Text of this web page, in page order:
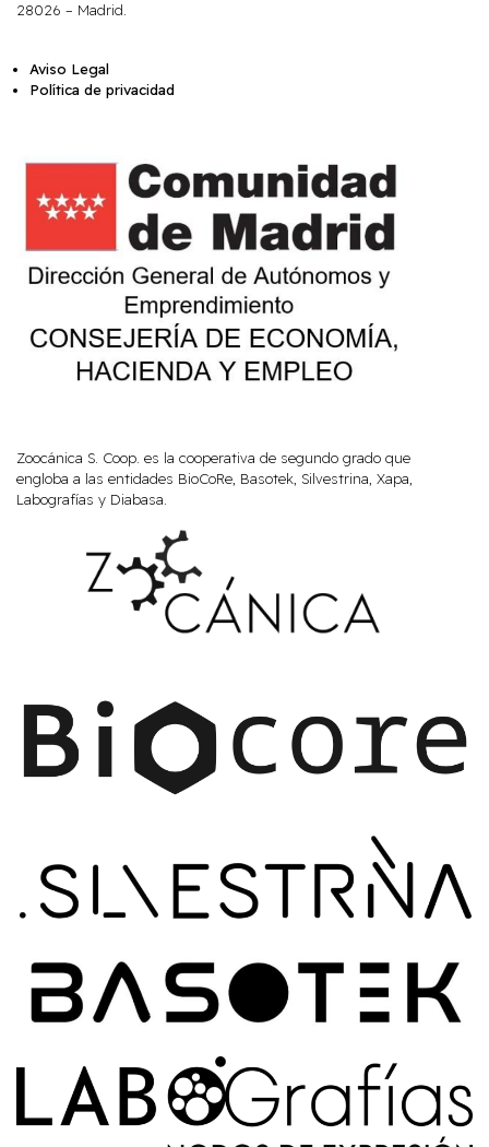
28026 – Madrid.
Aviso Legal
Política de privacidad
Zoocánica S. Coop. es la cooperativa de segundo grado que
engloba a las entidades BioCoRe, Basotek, Silvestrina, Xapa,
Labografías y Diabasa.